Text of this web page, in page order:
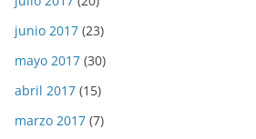
junio 2017 (23)
mayo 2017 (30)
abril 2017 (15)
marzo 2017 (7)